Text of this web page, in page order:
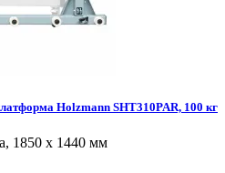
Holzmann SHT310PAR, 100 кг
1850 х 1440 мм